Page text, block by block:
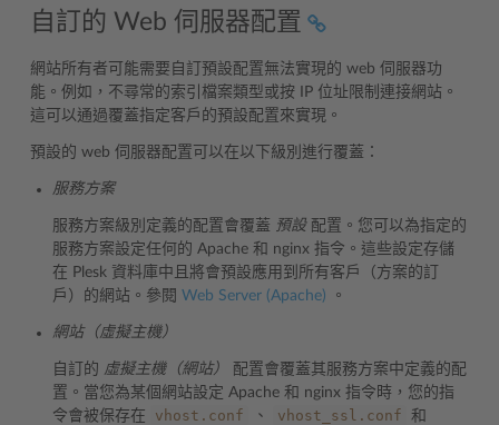
自訂的 Web 伺服器配置
網站所有者可能需要自訂預設配置無法實現的 web 伺服器功
能。例如，不尋常的索引檔案類型或按 IP 位址限制連接網站。
這可以通過覆蓋指定客戶的預設配置來實現。
預設的 web 伺服器配置可以在以下級別進行覆蓋：
服務方案
服務方案級別定義的配置會覆蓋 預設配置。您可以為指定的
服務方案設定任何的 Apache 和 nginx 指令。這些設定存儲
在 Plesk 資料庫中且將會預設應用到所有客戶（方案的訂
戶）的網站。參閱 Web Server (Apache) 。
網站（虛擬主機）
自訂的 虛擬主機（網站）
配置會覆蓋其服務方案中定義的配
置。當您為某個網站設定 Apache 和 nginx 指令時，您的指
令會被保存在
vhost.conf 、 vhost_ssl.conf 和